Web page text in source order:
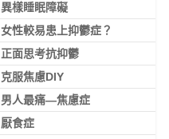
異樣睡眠障礙
女性較易患上抑鬱症？
正面思考抗抑鬱
克服焦慮DIY
男人最痛—焦慮症
厭食症